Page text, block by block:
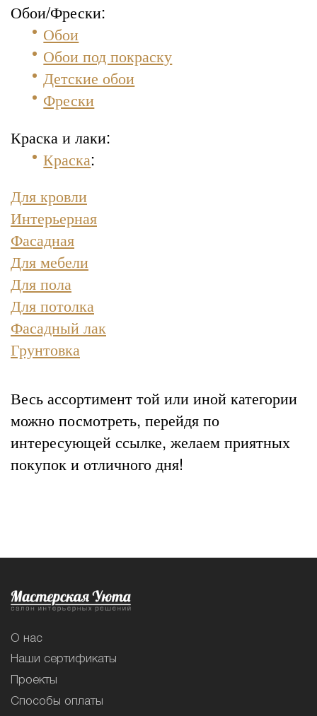
Обои/Фрески:
Обои
Обои под покраску
Детские обои
Фрески
Краска и лаки:
Краска:
Для кровли
Интерьерная
Фасадная
Для мебели
Для пола
Для потолка
Фасадный лак
Грунтовка
Весь ассортимент той или иной категории
можно посмотреть, перейдя по
интересующей ссылке, желаем приятных
покупок и отличного дня!
О нас
Наши сертификаты
Проекты
Способы оплаты